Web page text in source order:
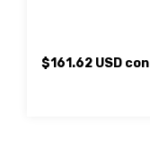
$161.62 USD con